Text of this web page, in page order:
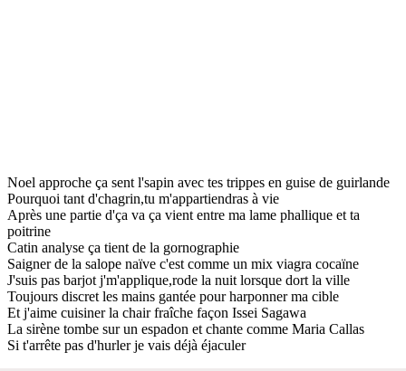
Noel approche ça sent l'sapin avec tes trippes en guise de guirlande
Pourquoi tant d'chagrin,tu m'appartiendras à vie
Après une partie d'ça va ça vient entre ma lame phallique et ta
poitrine
Catin analyse ça tient de la gornographie
Saigner de la salope naïve c'est comme un mix viagra cocaïne
J'suis pas barjot j'm'applique,rode la nuit lorsque dort la ville
Toujours discret les mains gantée pour harponner ma cible
Et j'aime cuisiner la chair fraîche façon Issei Sagawa
La sirène tombe sur un espadon et chante comme Maria Callas
Si t'arrête pas d'hurler je vais déjà éjaculer